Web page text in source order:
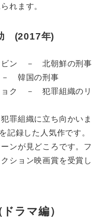
れます。
(2017年)
ビン － 北朝鮮の刑事
－ 韓国の刑事
ョク － 犯罪組織のリ
罪組織に立ち向かいま
記録した人気作です。
ンが見どころです。フ
ション映画賞を受賞し
ラマ編）